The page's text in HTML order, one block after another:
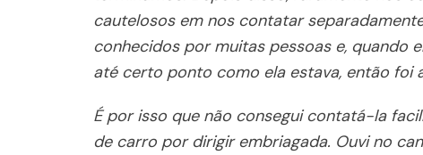
cautelosos em nos contatar
conhecidos por muitas pessoas e, quando
até certo ponto como ela estava, então foi
É por isso que não consegui contatá-la
de carro por dirigir embriagada. Ouvi no